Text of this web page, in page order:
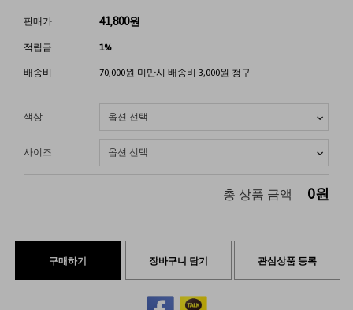
판매가 41,800원
적립금 1%
배송비 70,000원 미만시 배송비 3,000원 청구
색상
사이즈
총 상품 금액 0원
구매하기 장바구니 담기 관심상품 등록